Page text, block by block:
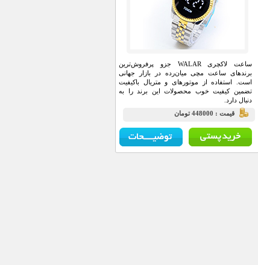
ساعت لاکچری WALAR جزو پرفروش‌ترین
برند‌های ساعت مچی میان‌رده در بازار جهانی
است‏. استفاده از موتور‌های و متریال با‌کیفیت
تضمین کیفیت خوب محصولات این برند را به
دنبال دارد.
قيمت : 448000 تومان